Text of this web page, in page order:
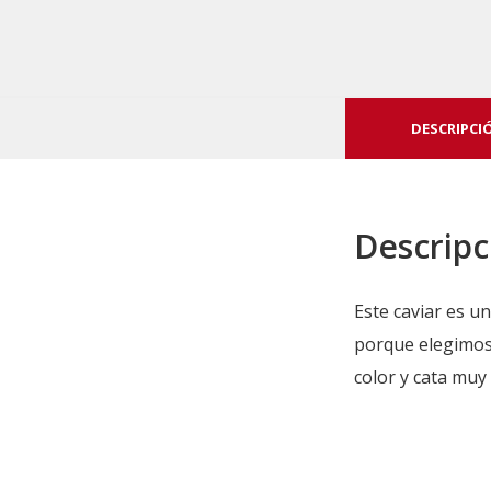
Este caviar es
porque
color y cata